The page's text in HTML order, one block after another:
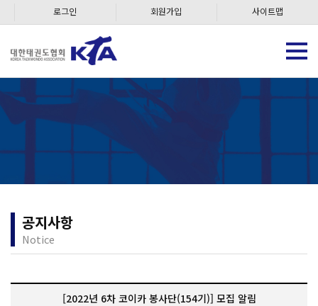
로그인 회원가입 사이트맵
공지사항
Notice
[2022년 6차 코이카 봉사단(154기)] 모집 알림